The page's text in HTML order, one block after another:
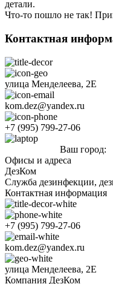
детали.
Что-то пошло не так!
Контактная
улица Менделеева, 2Е
kom.dez@yandex.ru
+7 (995) 799-27-06
Ваш город:
Офисы и адреса
ДезКом
Служба дезинфекции,
Контактная информация
+7 (995) 799-27-06
kom.dez@yandex.ru
улица Менделеева, 2Е
Компания ДезКом